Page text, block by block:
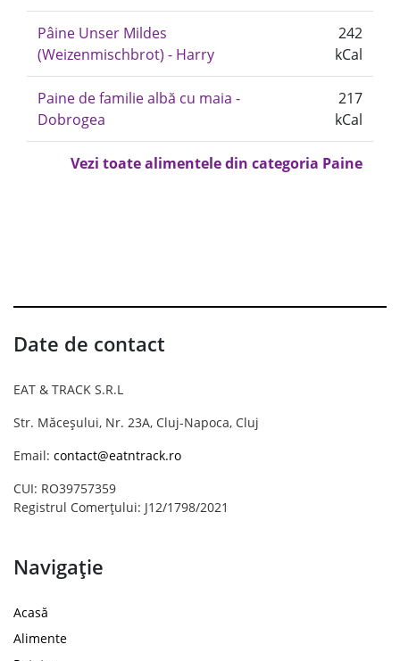
Pâine Unser Mildes
(Weizenmischbrot) - Harry
242
kCal
Paine de familie albă cu maia -
Dobrogea
217
kCal
Vezi toate alimentele din categoria Paine
Date de contact
EAT & TRACK S.R.L
Str. Măceșului, Nr. 23A, Cluj-Napoca, Cluj
Email: contact@eatntrack.ro
CUI: RO39757359
Registrul Comerțului: J12/1798/2021
Navigație
Acasă
Alimente